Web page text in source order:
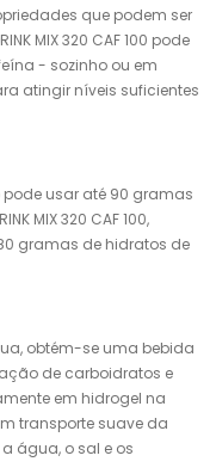
que podem ser
MIX 320 CAF 100 pode
- sozinho ou em
atingir níveis suficientes
usar até 90 gramas
MIX 320 CAF 100,
gramas de hidratos de
obtém-se uma bebida
de carboidratos e
em hidrogel na
transporte suave da
água, o sal e os